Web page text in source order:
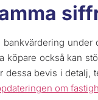
köpare också kan
dessa bevis i detalj,
om